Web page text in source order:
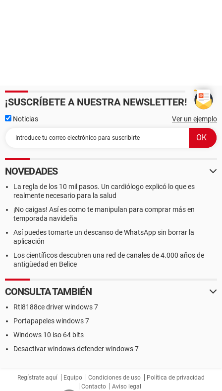
¡SUSCRÍBETE A NUESTRA NEWSLETTER!
Noticias Ver un ejemplo
NOVEDADES
La regla de los 10 mil pasos. Un cardiólogo explicó lo que es
realmente necesario para la salud
¡No caigas! Así es como te manipulan para comprar más en
temporada navideña
Así puedes tomarte un descanso de WhatsApp sin borrar la
aplicación
Los científicos descubren una red de canales de 4.000 años de
antigüedad en Belice
CONSULTA TAMBIÉN
Rtl8188ce driver windows 7
Portapapeles windows 7
Windows 10 iso 64 bits
Desactivar windows defender windows 7
Regístrate aquí Equipo Condiciones de uso
Política de privacidad
Contacto
Aviso legal